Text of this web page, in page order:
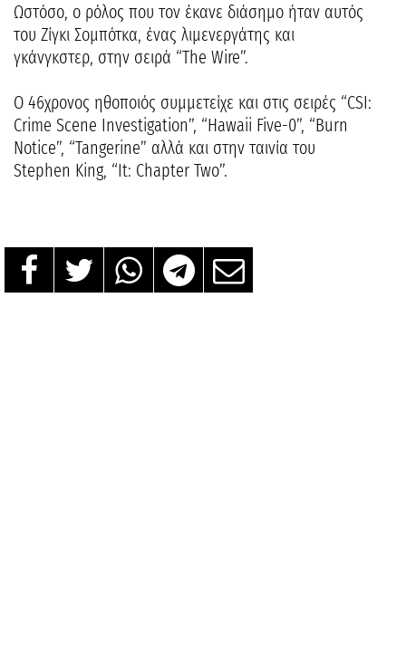
Ωστόσο, ο ρόλος που τον έκανε διάσημο ήταν αυτός
του Ζίγκι Σομπότκα, ένας λιμενεργάτης και
γκάνγκστερ, στην σειρά “The Wire”.
Ο 46χρονος ηθοποιός συμμετείχε και στις σειρές “CSI:
Crime Scene Investigation”, “Hawaii Five-0”, “Burn
Notice”, “Tangerine” αλλά και στην ταινία του
Stephen King, “It: Chapter Two”.